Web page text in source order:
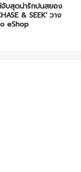
จับสุดน่ารักปนสยอง
& SEEK' วาง
eShop